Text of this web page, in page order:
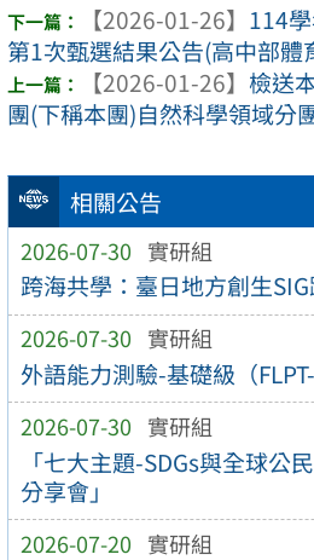
相關公告
2026-07-30 實研組
跨海共學：臺日地方創生
2026-07-30 實研組
外語能力測驗-基礎級（FLPT-
2026-07-30 實研組
「七大主題-SDGs與全球公
分享會」
2026-07-20 實研組
【2026-01-26】 114
第1次甄選結果公告(高中部體
【2026-01-26】 檢送
團(下稱本團)自然科學領域分